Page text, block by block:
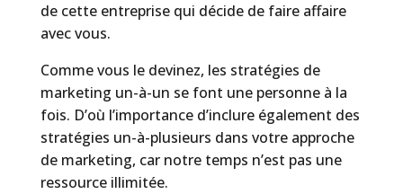
de cette entreprise qui décide de faire affaire
avec vous.
Comme vous le devinez, les stratégies de
marketing un-à-un se font une personne à la
fois. D’où l’importance d’inclure également des
stratégies un-à-plusieurs dans votre approche
de marketing, car notre temps n’est pas une
ressource illimitée.